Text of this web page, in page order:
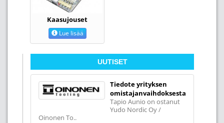
Kaasujouset
Lue lisää
UUTISET
Tiedote yrityksen
omistajanvaihdoksesta
Tapio Aunio on ostanut
Yudo Nordic Oy /
Oinonen To..